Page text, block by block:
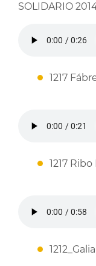
SOLIDARIO
1217
1217